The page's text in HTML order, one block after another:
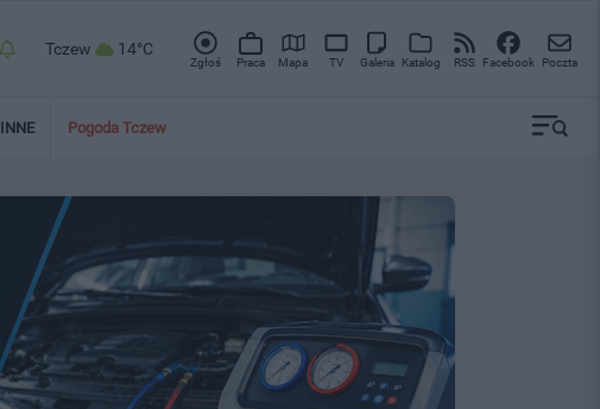
Tczew 14°C
Zgłoś Praca Mapa TV Galeria Katalog RSS Facebook Poczta
INNE Pogoda Tczew